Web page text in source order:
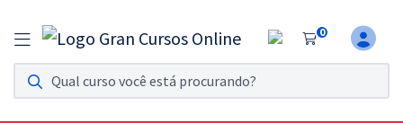
0
Assinatura Ilimitada 11
Acesso a todos os cursos. Teste grátis por 7 dias!